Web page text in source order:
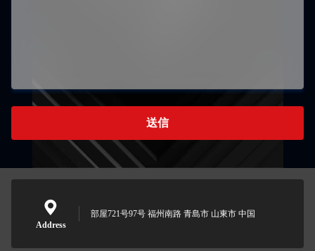
送信
Address
部屋721号97号 福州南路 青島市 山東市 中国